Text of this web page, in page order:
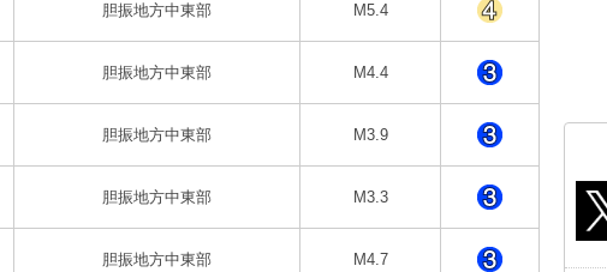
胆振地方中東部 M5.4
胆振地方中東部 M4.4
胆振地方中東部 M3.9
胆振地方中東部 M3.3
胆振地方中東部 M4.7